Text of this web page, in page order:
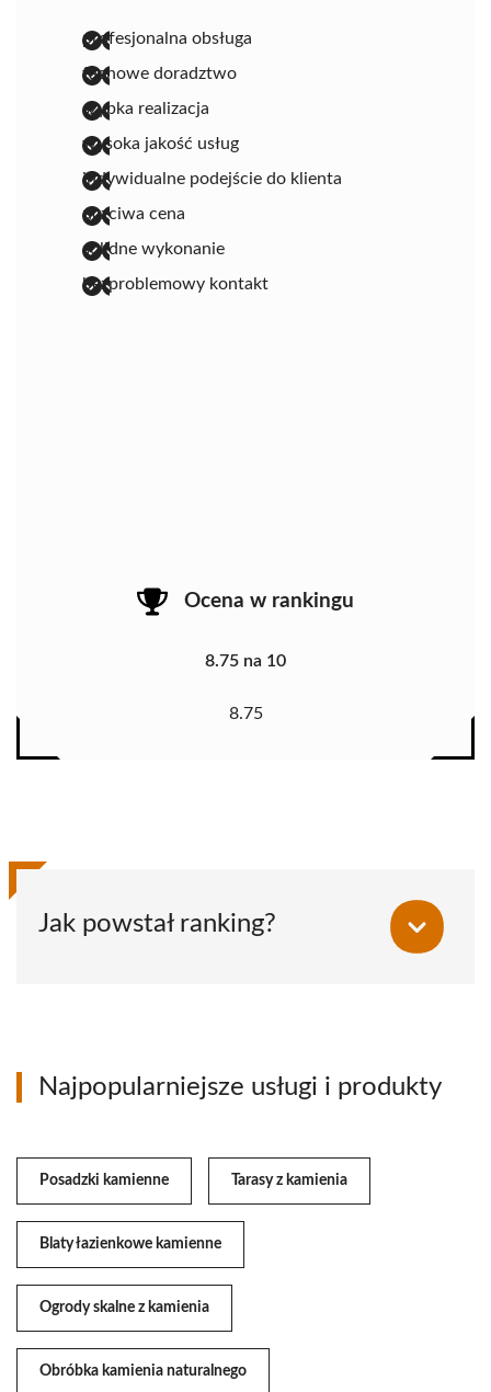
profesjonalna obsługa
fachowe doradztwo
szybka realizacja
wysoka jakość usług
indywidualne podejście do klienta
uczciwa cena
solidne wykonanie
bezproblemowy kontakt
Ocena w rankingu
8.75 na 10
8.75
Jak powstał ranking?
Najpopularniejsze usługi i produkty
Posadzki kamienne Tarasy z kamienia
Blaty łazienkowe kamienne
Ogrody skalne z kamienia
Obróbka kamienia naturalnego